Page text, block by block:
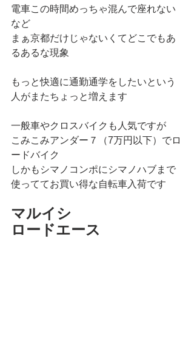
電車この時間めっちゃ混んで座れない
など
まぁ京都だけじゃないくてどこでもあ
るあるな現象
もっと快適に通勤通学をしたいという
人がまたちょっと増えます
一般車やクロスバイクも人気ですが
こみこみアンダー７（7万円以下）でロ
ードバイク
しかもシマノコンポにシマノハブまで
使っててお買い得な自転車入荷です
マルイシ
ロードエース